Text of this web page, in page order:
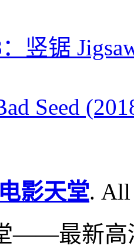
竖锯
Seed
影天堂. All
——最新高